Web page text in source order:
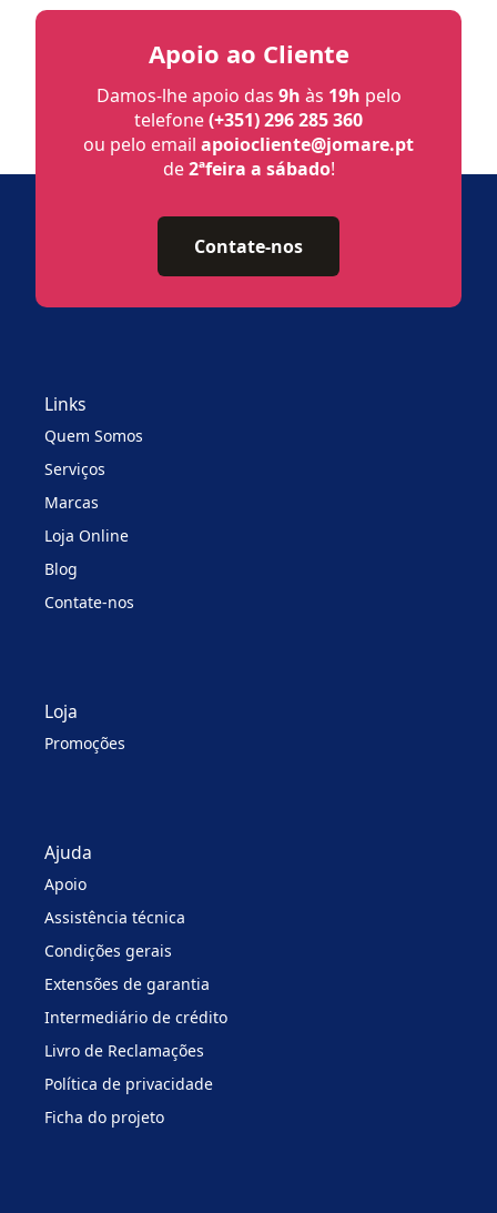
Apoio ao Cliente
Damos-lhe apoio das 9h às 19h pelo
telefone(+351) 296 285 360
ou pelo email apoiocliente@jomare.pt
de2ªfeira a sábado!
Contate-nos
Links
Quem Somos
Serviços
Marcas
Loja Online
Blog
Contate-nos
Loja
Promoções
Ajuda
Apoio
Assistência técnica
Condições gerais
Extensões de garantia
Intermediário de crédito
Livro de Reclamações
Política de privacidade
Ficha do projeto